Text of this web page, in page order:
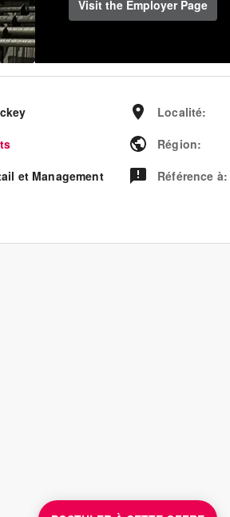
Visit the Employer Page
et Management
Localité:
Région:
Référence à: